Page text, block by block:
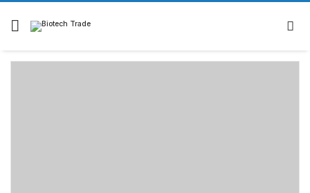
Skip
content